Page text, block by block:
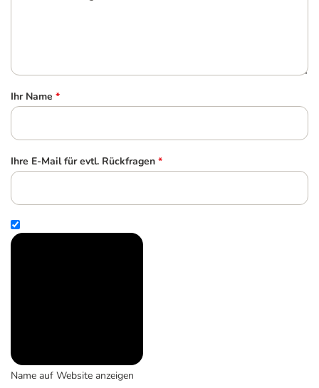
Ihr Name *
Ihre E-Mail für evtl. Rückfragen *
Name auf Website anzeigen